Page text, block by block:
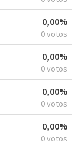
0,00%
0 votos
0,00%
0 votos
0,00%
0 votos
0,00%
0 votos